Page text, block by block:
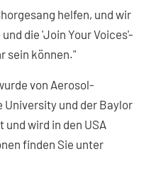
helfen, und wir
die 'Join Your Voices'-
sein können."
von Aerosol-
University und der Baylor
wird in den USA
finden Sie unter